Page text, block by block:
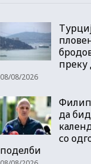
преку
08/08/2026
да
со
поделби